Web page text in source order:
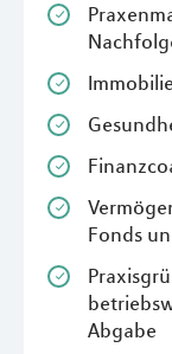
Fonds
Abgabe